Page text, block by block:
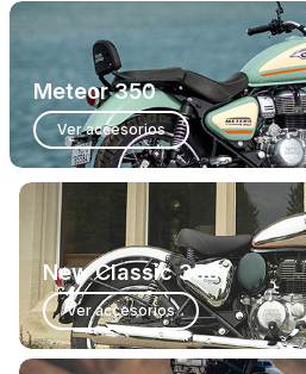
Meteor 350
Ver accesorios
New Classic 350
Ver accesorios